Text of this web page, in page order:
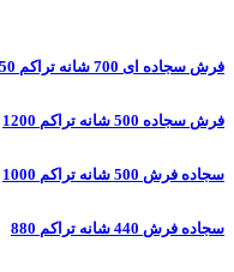
فرش سجاده ای 700 شانه تراکم 2550
فرش سجاده 500 شانه تراکم 1200
سجاده فرش 500 شانه تراکم 1000
سجاده فرش 440 شانه تراکم 880